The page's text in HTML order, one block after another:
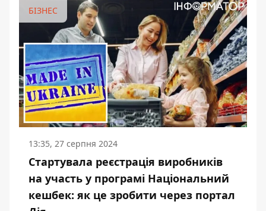
БІЗНЕС
13:35, 27 серпня 2024
Стартувала реєстрація виробників
на участь у програмі Національний
кешбек: як це зробити через портал